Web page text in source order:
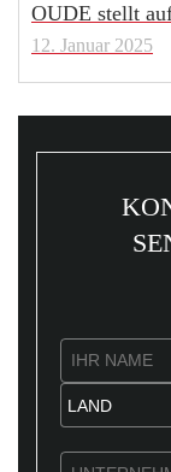
OUDE stellt
12. Januar 2025